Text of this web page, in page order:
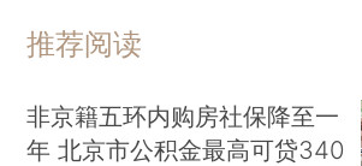
推荐阅读
非京籍五环内购房社保降至一
年 北京市公积金最高可贷340